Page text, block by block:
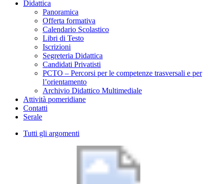
Didattica
Panoramica
Offerta formativa
Calendario Scolastico
Libri di Testo
Iscrizioni
Segreteria Didattica
Candidati Privatisti
PCTO – Percorsi per le competenze trasversali e per
l’orientamento
Archivio Didattico Multimediale
Attività pomeridiane
Contatti
Serale
Tutti gli argomenti